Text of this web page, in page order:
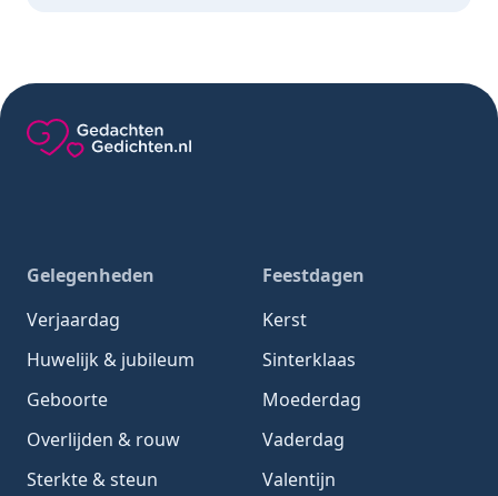
Gelegenheden
Verjaardag
Huwelijk & jubileum
Geboorte
Overlijden & rouw
Sterkte & steun
Feestdagen
Kerst
Sinterklaas
Moederdag
Vaderdag
Valentijn